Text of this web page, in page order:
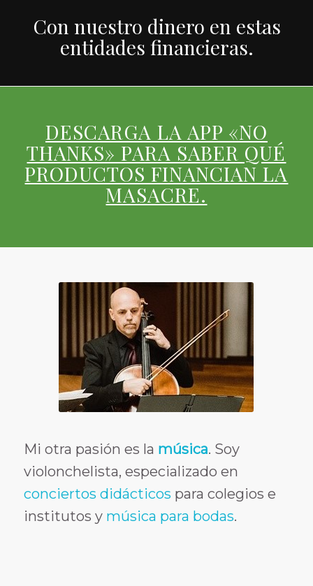
Con nuestro dinero en estas
entidades financieras.
DESCARGA LA APP «NO
THANKS» PARA SABER QUÉ
PRODUCTOS FINANCIAN LA
MASACRE.
Mi otra pasión es la música. Soy
violonchelista, especializado en
conciertos didácticos para colegios e
institutos y música para bodas.